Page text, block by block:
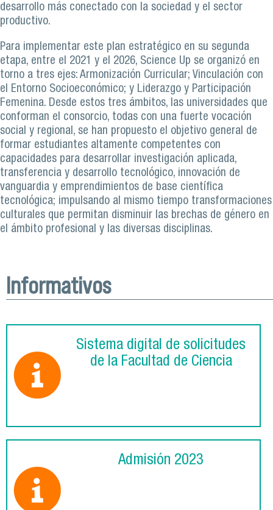
desarrollo más conectado con la sociedad y el sector
productivo.
Para implementar este plan estratégico en su segunda
etapa, entre el 2021 y el 2026, Science Up se organizó en
torno a tres ejes: Armonización Curricular; Vinculación con
el Entorno Socioeconómico; y Liderazgo y Participación
Femenina. Desde estos tres ámbitos, las universidades que
conforman el consorcio, todas con una fuerte vocación
social y regional, se han propuesto el objetivo general de
formar estudiantes altamente competentes con
capacidades para desarrollar investigación aplicada,
transferencia y desarrollo tecnológico, innovación de
vanguardia y emprendimientos de base científica
tecnológica; impulsando al mismo tiempo transformaciones
culturales que permitan disminuir las brechas de género en
el ámbito profesional y las diversas disciplinas.
Informativos
Sistema digital de solicitudes
de la Facultad de Ciencia
Admisión 2023